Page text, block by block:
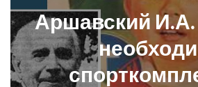
Аршавский